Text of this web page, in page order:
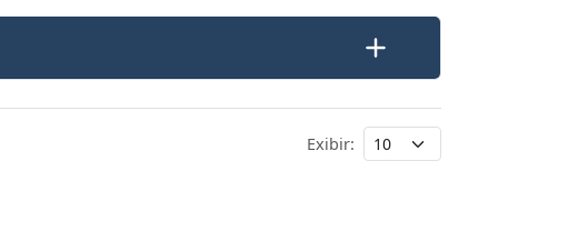
Exibir: